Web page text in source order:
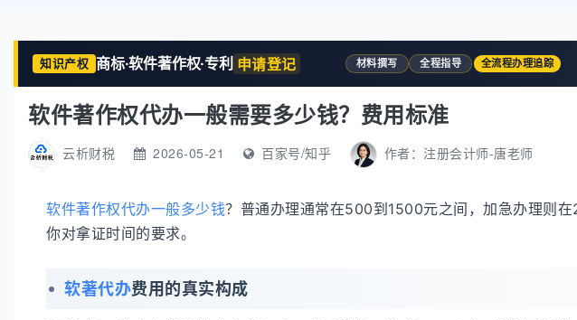
知识产权 商标·软件著作权·专利 申请登记 材料撰写 全程指导 全流程办理追踪
软件著作权代办一般需要多少钱？费用标准
云析财税 2026-05-21 百家号/知乎 作者： 注册会计师-唐老师
软件著作权代办一般多少钱？普通办理通常在500到1500元之间，加急办理则
你对拿证时间的要求。
软著代办费用的真实构成